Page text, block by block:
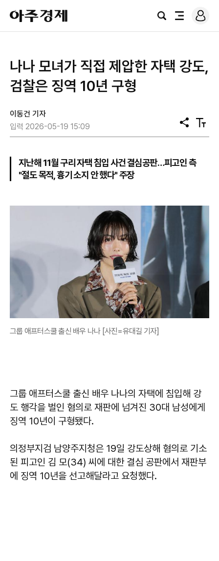
아
주
경
검
전
로
그
나나 모녀가 직접 제압한 자택 강도,
검찰은 징역 10년 구형
이동건 기자
입력 2026-05-19 15:09
공
유
텍
스
지난해 11월 구리 자택 침입 사건 결심공판…피고인 측
"절도 목적, 흉기 소지 안 했다" 주장
그룹 애프터스쿨 출신 배우 나나 [사진=유대길 기자]
그룹 애프터스쿨 출신 배우 나나의 자택에 침입해 강
도 행각을 벌인 혐의로 재판에 넘겨진 30대 남성에게
징역 10년이 구형됐다.
의정부지검 남양주지청은 19일 강도상해 혐의로 기소
된 피고인 김 모(34) 씨에 대한 결심 공판에서 재판부
에 징역 10년을 선고해달라고 요청했다.